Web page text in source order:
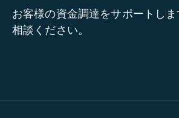
お客様の資金調達をサポートし
相談ください。